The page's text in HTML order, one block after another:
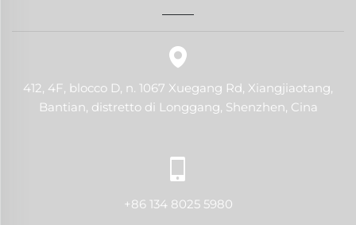
412, 4F, blocco D, n. 1067 Xuegang Rd, Xiangjiaotang,
Bantian, distretto di Longgang, Shenzhen, Cina
+86 134 8025 5980